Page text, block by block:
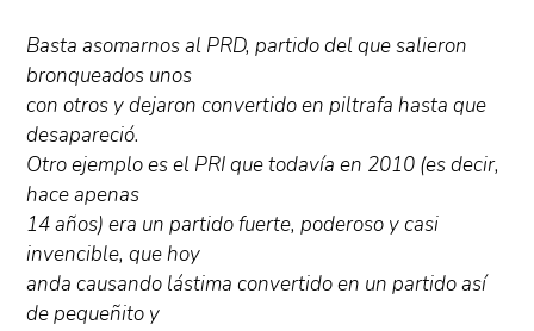
Basta asomarnos al PRD, partido del que salieron
bronqueados unos
con otros y dejaron convertido en piltrafa hasta que
desapareció.
Otro ejemplo es el PRI que todavía en 2010 (es decir,
hace apenas
14 años) era un partido fuerte, poderoso y casi
invencible, que hoy
anda causando lástima convertido en un partido así
de pequeñito y